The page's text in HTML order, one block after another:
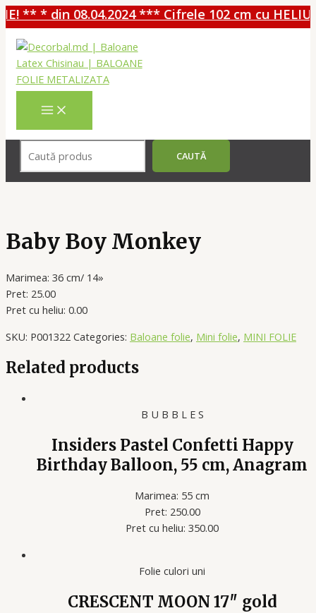
** * din 08.04.2024 *** Cifrele 102 cm cu HELIU -
Перейти
содержимому
MAIN
MENU
CAUTĂ
Baby Boy Monkey
Marimea: 36 cm/ 14»
Pret: 25.00
Pret cu heliu: 0.00
SKU: P001322 Categories: Baloane folie, Mini folie, MINI FOLIE
Related products
B U B B L E S
Insiders Pastel Confetti Happy
Birthday Balloon, 55 cm, Anagram
Marimea: 55 cm
Pret: 250.00
Pret cu heliu: 350.00
Folie culori uni
CRESCENT MOON 17″ gold